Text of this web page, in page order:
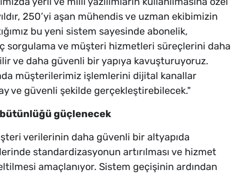
250’yi aşan mühendis ve uzman ekibimizin
bu yeni sistem sayesinde abonelik,
sorgulama ve müşteri hizmetleri süreçlerini daha
ve daha güvenli bir yapıya kavuşturuyoruz.
müşterilerimiz işlemlerini dijital kanallar
ve güvenli şekilde gerçekleştirebilecek."
güçlenecek
verilerinin daha güvenli bir altyapıda
standardizasyonun artırılması ve hizmet
amaçlanıyor. Sistem geçişinin ardından